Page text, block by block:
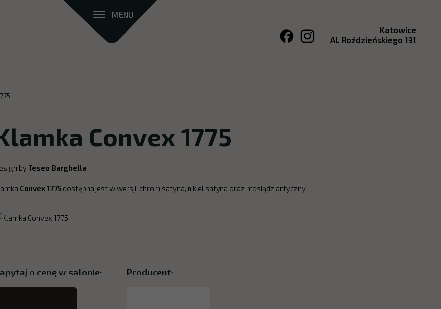
MENU
Katowice
Al. Roździeńskiego 191
Convex 1775
by Teseo Barghella
Convex 1775 dostępna jest w wersji; chrom satyna, nikiel satyna oraz mosiądz antyczny.
o cenę w salonie: Producent: